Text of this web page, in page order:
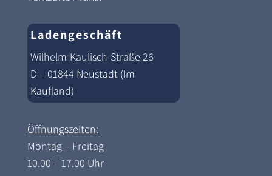
Ladengeschäft
Wilhelm-Kaulisch-Straße 26
D – 01844 Neustadt (Im
Kaufland)
Öffnungszeiten:
Montag – Freitag
10.00 – 17.00 Uhr